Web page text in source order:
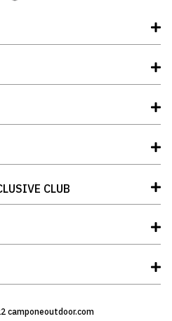
CLUB
camponeoutdoor.com